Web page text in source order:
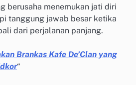
berusaha menemukan jati diri
tanggung jawab besar ketika
dari perjalanan panjang.
Brankas Kafe De’Clan yang
“